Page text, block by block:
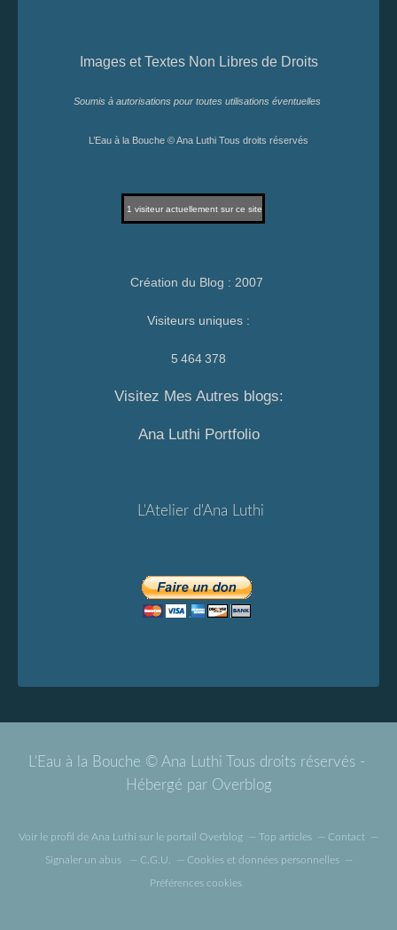
Images et Textes Non Libres de Droits
Soumis à autorisations pour toutes utilisations éventuelles
L’Eau à la Bouche © Ana Luthi Tous droits réservés
1 visiteur actuellement sur ce site
Création du Blog : 2007
Visiteurs uniques :
5 464 378
Visitez Mes Autres blogs:
Ana Luthi Portfolio
L'Atelier d'Ana Luthi
L'Eau à la Bouche © Ana Luthi Tous droits réservés -
Hébergé par Overblog
Voir le profil de Ana Luthi sur le portail Overblog Top articles Contact
Signaler un abus C.G.U. Cookies et données personnelles
Préférences cookies